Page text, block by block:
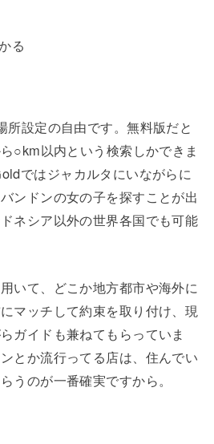
る
所設定の自由です。無料版だと
○km以内という検索しかできま
ではジャカルタにいながらに
ンドンの女の子を探すことが出
ネシア以外の世界各国でも可能
いて、どこか地方都市や海外に
マッチして約束を取り付け、現
ガイドも兼ねてもらっていま
とか流行ってる店は、住んでい
うのが一番確実ですから。